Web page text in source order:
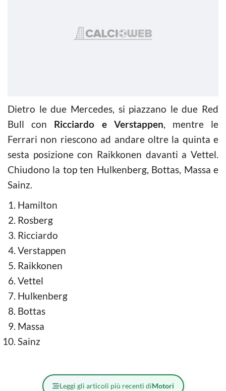
Dietro le due Mercedes, si piazzano le due Red
Bull con Ricciardo e Verstappen, mentre le
Ferrari non riescono ad andare oltre la quinta e
sesta posizione con Raikkonen davanti a Vettel.
Chiudono la top ten Hulkenberg, Bottas, Massa e
Sainz.
Hamilton
Rosberg
Ricciardo
Verstappen
Raikkonen
Vettel
Hulkenberg
Bottas
Massa
Sainz
Leggi gli articoli più recenti diMotori